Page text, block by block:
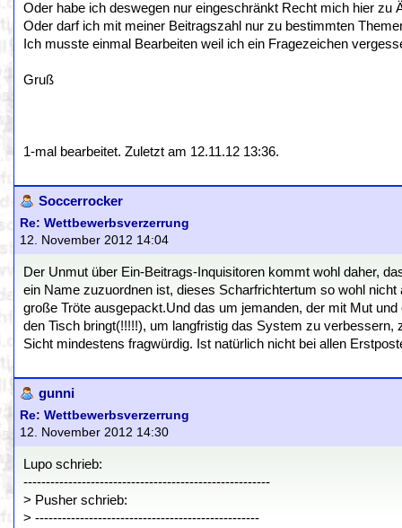
Oder habe ich deswegen nur eingeschränkt Recht mich hier zu
Oder darf ich mit meiner Beitragszahl nur zu bestimmten
Ich musste einmal Bearbeiten weil ich ein Fragezeichen
Gruß
1-mal bearbeitet. Zuletzt am 12.11.12 13:36.
Soccerrocker
Re: Wettbewerbsverzerrung
12. November 2012 14:04
Der Unmut über Ein-Beitrags-Inquisitoren kommt wohl daher,
ein Name zuzuordnen ist, dieses Scharfrichtertum so wohl
große Tröte ausgepackt.Und das um jemanden, der mit Mut
den Tisch bringt(!!!!!), um langfristig das System zu
Sicht mindestens fragwürdig. Ist natürlich nicht bei allen
gunni
Re: Wettbewerbsverzerrung
12. November 2012 14:30
Lupo schrieb:
-------------------------------------------------------
> Pusher schrieb:
> --------------------------------------------------